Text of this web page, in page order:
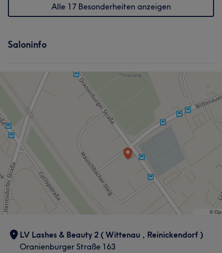
Alle 17 Besonderheiten anzeigen
Saloninfo
LV Lashes & Beauty 2 ( Wittenau , Reinickendorf )
Oranienburger Straße 163